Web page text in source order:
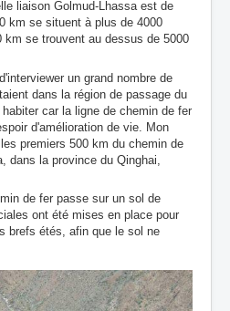
liaison Golmud-Lhassa est de
km se situent à plus de 4000
km se trouvent au dessus de 5000
un grand nombre de
dans la région de passage du
car la ligne de chemin de fer
d'amélioration de vie. Mon
premiers 500 km du chemin de
dans la province du Qinghai,
de fer passe sur un sol de
ont été mises en place pour
brefs étés, afin que le sol ne